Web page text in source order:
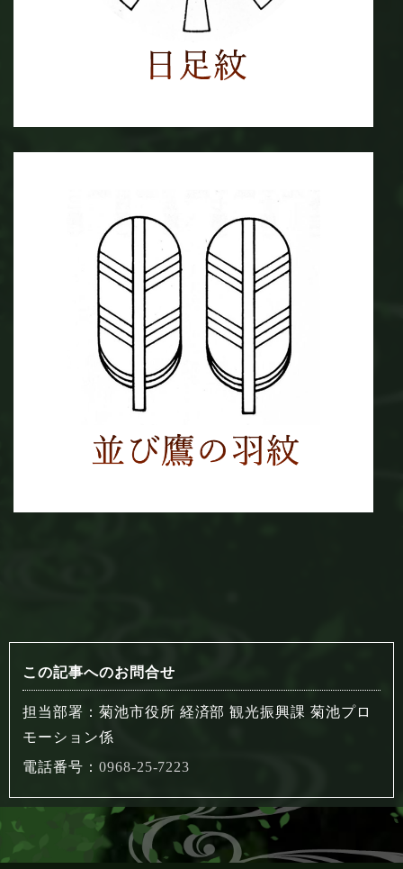
この記事へのお問合せ
担当部署：菊池市役所 経済部 観光振興課 菊池プロ
モーション係
電話番号： 0968-25-7223